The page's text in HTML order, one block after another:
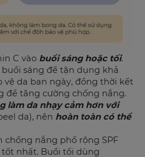
C vào buổi sáng hoặc tối.
sáng để tận dụng khả
vệ da ban ngày, đồng thời kết
để tăng cường chống nắng.
làm da nhạy cảm hơn với
da), nên hoàn toàn có thể
chống nắng phổ rộng SPF
tốt nhất. Buổi tối dùng